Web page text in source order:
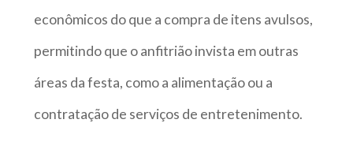
econômicos do que a compra de itens avulsos,
permitindo que o anfitrião invista em outras
áreas da festa, como a alimentação ou a
contratação de serviços de entretenimento.